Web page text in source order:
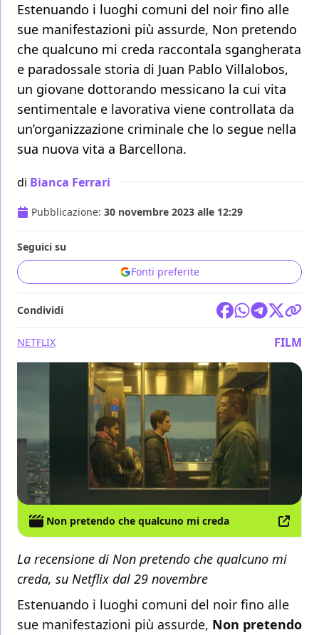
Estenuando i luoghi comuni del noir fino alle
sue manifestazioni più assurde, Non pretendo
che qualcuno mi creda raccontala sgangherata
e paradossale storia di Juan Pablo Villalobos,
un giovane dottorando messicano la cui vita
sentimentale e lavorativa viene controllata da
un’organizzazione criminale che lo segue nella
sua nuova vita a Barcellona.
di Bianca Ferrari
Pubblicazione: 30 novembre 2023 alle 12:29
Seguici su
Fonti preferite
Condividi
NETFLIX FILM
Non pretendo che qualcuno mi creda
La recensione di Non pretendo che qualcuno mi
creda, su Netflix dal 29 novembre
Estenuando i luoghi comuni del noir fino alle
sue manifestazioni più assurde, Non pretendo